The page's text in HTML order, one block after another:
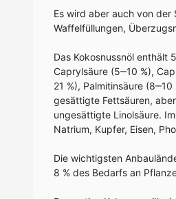
Es wird aber auch von
Waffelfüllungen,
Das Kokosnussnöl enthält
Caprylsäure (5‒10 %),
21 %), Palmitinsäure
gesättigte Fettsäuren,
ungesättigte Linolsäure.
Natrium, Kupfer, Eisen,
Die wichtigsten
8 % des Bedarfs an